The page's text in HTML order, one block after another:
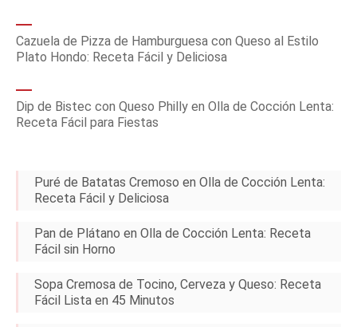
Cazuela de Pizza de Hamburguesa con Queso al Estilo
Plato Hondo: Receta Fácil y Deliciosa
Dip de Bistec con Queso Philly en Olla de Cocción Lenta:
Receta Fácil para Fiestas
Puré de Batatas Cremoso en Olla de Cocción Lenta:
Receta Fácil y Deliciosa
Pan de Plátano en Olla de Cocción Lenta: Receta
Fácil sin Horno
Sopa Cremosa de Tocino, Cerveza y Queso: Receta
Fácil Lista en 45 Minutos